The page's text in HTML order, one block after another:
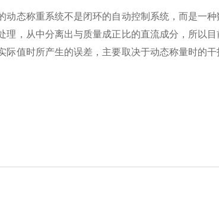
态称重系统不是闭环的自动控制系统，而是一种
，从中分离出与质量成正比的直流成分，所以
值时所产生的误差，主要取决于动态称量时的